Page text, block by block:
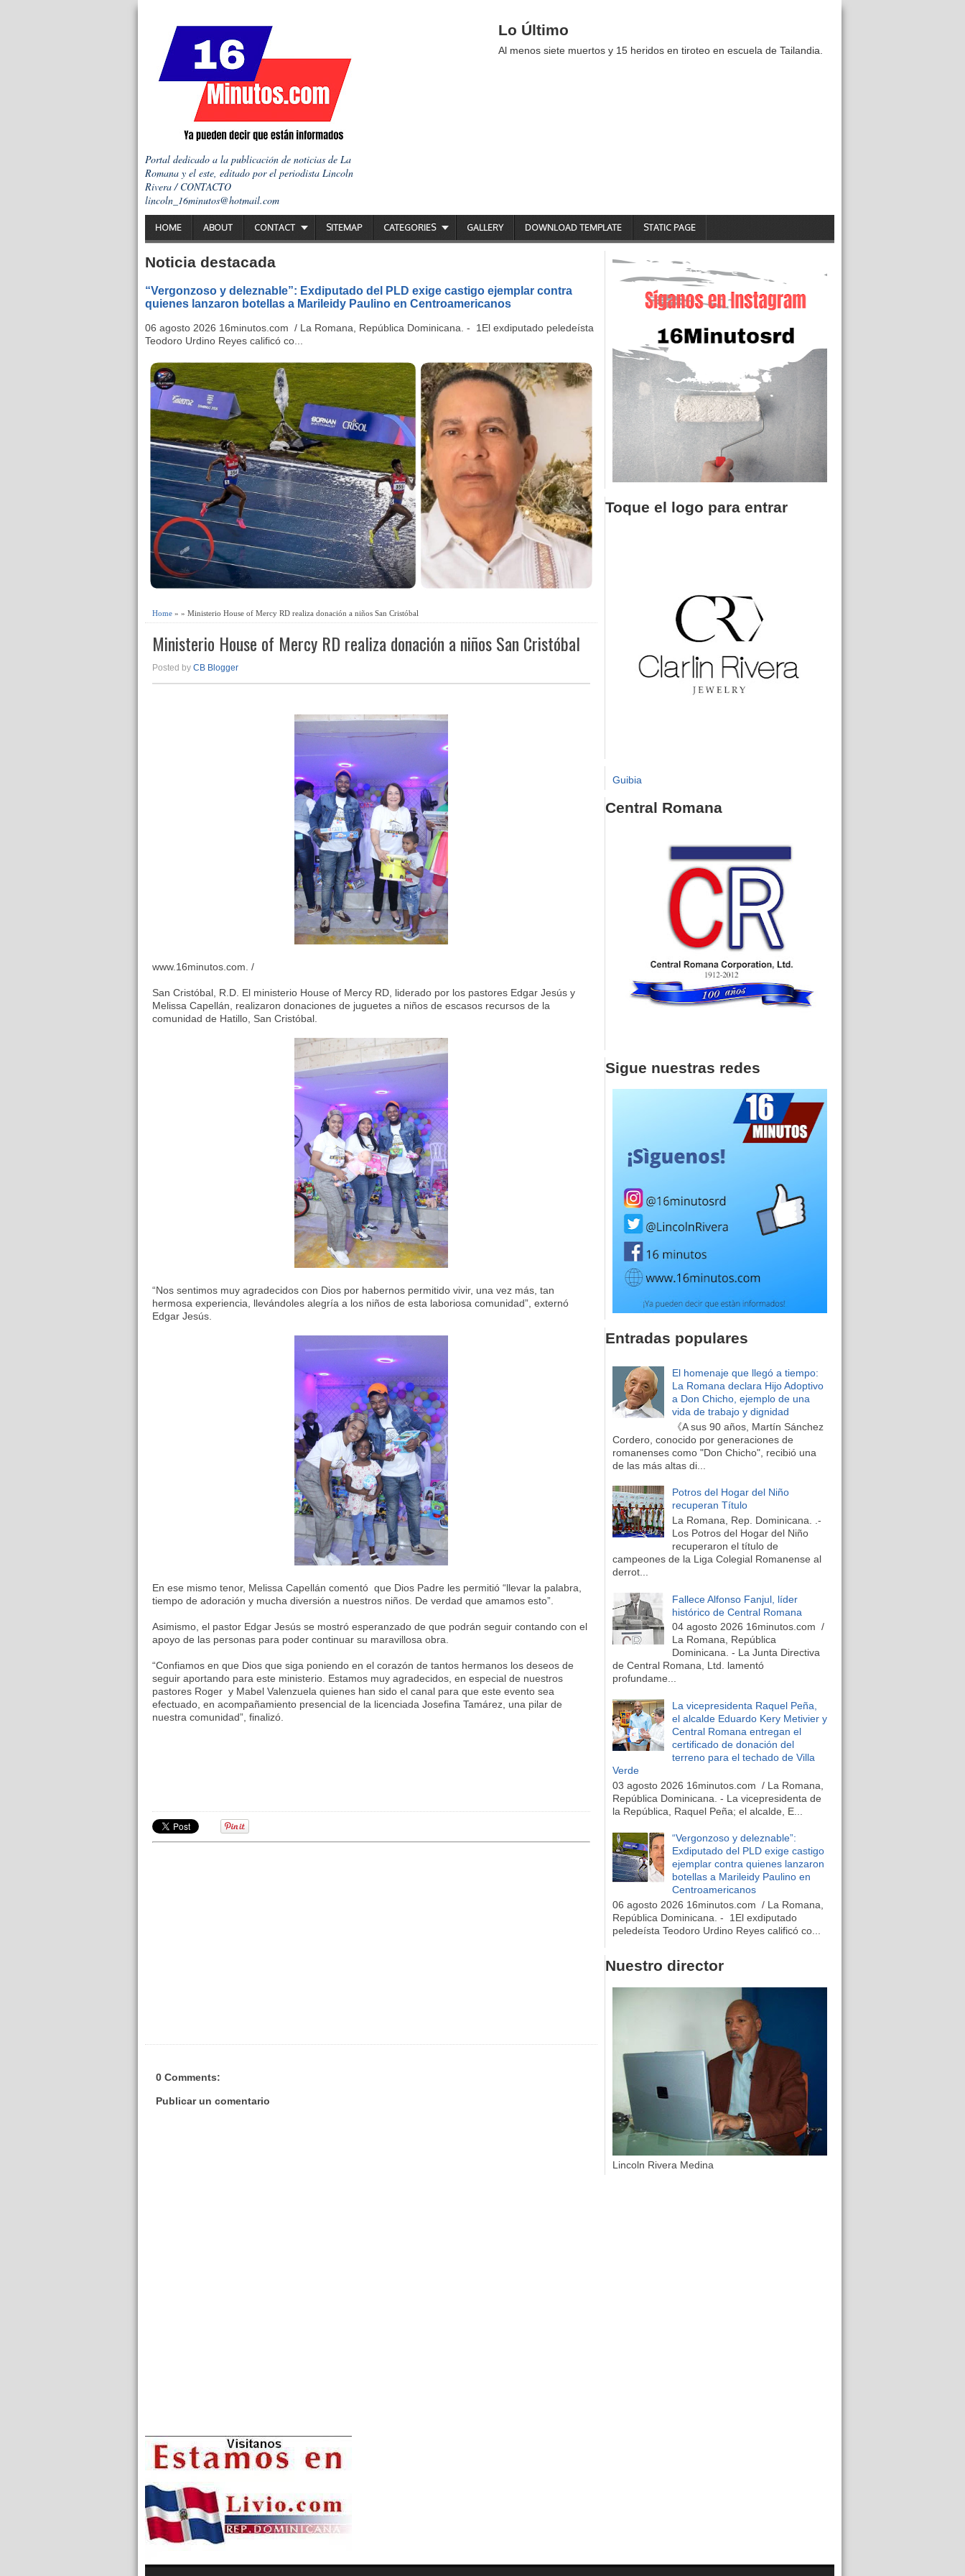
Portal dedicado a la publicación de noticias de La
Romana y el este, editado por el periodista Lincoln
Rivera / CONTACTO
lincoln_16minutos@hotmail.com
Lo Último
Al menos siete muertos y 15 heridos en tiroteo en escuela de Tailandia.
HOME ABOUT CONTACT SITEMAP CATEGORIES GALLERY DOWNLOAD TEMPLATE STATIC PAGE
Noticia destacada
“Vergonzoso y deleznable”: Exdiputado del PLD exige castigo ejemplar contra
quienes lanzaron botellas a Marileidy Paulino en Centroamericanos
06 agosto 2026 16minutos.com / La Romana, República Dominicana. - 1El exdiputado peledeísta
Teodoro Urdino Reyes calificó co...
Home » » Ministerio House of Mercy RD realiza donación a niños San Cristóbal
Ministerio House of Mercy RD realiza donación a niños San Cristóbal
Posted by CB Blogger
www.16minutos.com. /
San Cristóbal, R.D. El ministerio House of Mercy RD, liderado por los pastores Edgar Jesús y
Melissa Capellán, realizaron donaciones de juguetes a niños de escasos recursos de la
comunidad de Hatillo, San Cristóbal.
“Nos sentimos muy agradecidos con Dios por habernos permitido vivir, una vez más, tan
hermosa experiencia, llevándoles alegría a los niños de esta laboriosa comunidad”, externó
Edgar Jesús.
En ese mismo tenor, Melissa Capellán comentó que Dios Padre les permitió “llevar la palabra,
tiempo de adoración y mucha diversión a nuestros niños. De verdad que amamos esto”.
Asimismo, el pastor Edgar Jesús se mostró esperanzado de que podrán seguir contando con el
apoyo de las personas para poder continuar su maravillosa obra.
“Confiamos en que Dios que siga poniendo en el corazón de tantos hermanos los deseos de
seguir aportando para este ministerio. Estamos muy agradecidos, en especial de nuestros
pastores Roger y Mabel Valenzuela quienes han sido el canal para que este evento sea
efectuado, en acompañamiento presencial de la licenciada Josefina Tamárez, una pilar de
nuestra comunidad”, finalizó.
0 Comments:
Publicar un comentario
Toque el logo para entrar
Guibia
Central Romana
Sigue nuestras redes
Entradas populares
El homenaje que llegó a tiempo:
La Romana declara Hijo Adoptivo
a Don Chicho, ejemplo de una
vida de trabajo y dignidad
《A sus 90 años, Martín Sánchez
Cordero, conocido por generaciones de
romanenses como "Don Chicho", recibió una
de las más altas di...
Potros del Hogar del Niño
recuperan Título
La Romana, Rep. Dominicana. .-
Los Potros del Hogar del Niño
recuperaron el título de
campeones de la Liga Colegial Romanense al
derrot...
Fallece Alfonso Fanjul, líder
histórico de Central Romana
04 agosto 2026 16minutos.com /
La Romana, República
Dominicana. - La Junta Directiva
de Central Romana, Ltd. lamentó
profundame...
La vicepresidenta Raquel Peña,
el alcalde Eduardo Kery Metivier y
Central Romana entregan el
certificado de donación del
terreno para el techado de Villa
Verde
03 agosto 2026 16minutos.com / La Romana,
República Dominicana. - La vicepresidenta de
la República, Raquel Peña; el alcalde, E...
“Vergonzoso y deleznable”:
Exdiputado del PLD exige castigo
ejemplar contra quienes lanzaron
botellas a Marileidy Paulino en
Centroamericanos
06 agosto 2026 16minutos.com / La Romana,
República Dominicana. - 1El exdiputado
peledeísta Teodoro Urdino Reyes calificó co...
Nuestro director
Lincoln Rivera Medina